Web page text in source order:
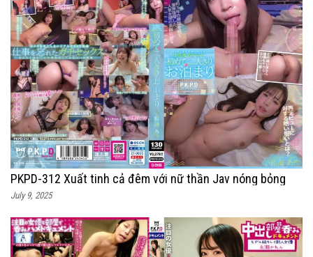
PKPD-312 Xuất tinh cả đêm với nữ thần Jav nóng bỏng
July 9, 2025